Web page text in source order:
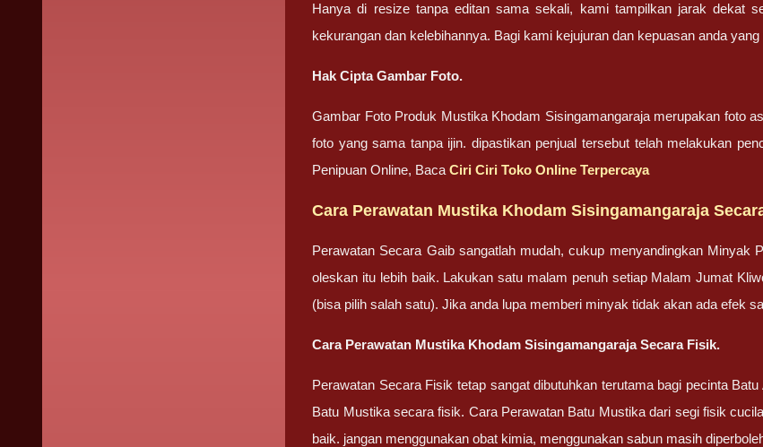
Hanya di resize tanpa editan sama sekali, kami tampilkan jarak dekat
kekurangan dan kelebihannya. Bagi kami kejujuran dan kepuasan anda
Hak Cipta Gambar Foto.
Gambar Foto Produk Mustika Khodam Sisingamangaraja merupakan foto
foto yang sama tanpa ijin. dipastikan penjual tersebut telah melakukan
Penipuan Online, BacaCiri Ciri Toko Online Terpercaya
Cara Perawatan Mustika Khodam Sisingamangaraja
Perawatan Secara Gaib sangatlah mudah, cukup menyandingkan Minyak
oleskan itu lebih baik. Lakukan satu malam penuh setiap Malam Jumat
(bisa pilih salah satu). Jika anda lupa memberi minyak tidak akan ada efek
Cara Perawatan Mustika Khodam Sisingamangaraja Secara Fisik.
Perawatan Secara Fisik tetap sangat dibutuhkan terutama bagi pecinta
Batu Mustika secara fisik. Cara Perawatan Batu Mustika dari segi fisik
baik. jangan menggunakan obat kimia, menggunakan sabun masih